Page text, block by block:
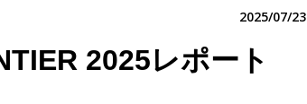
2025/07/23
2025レポート